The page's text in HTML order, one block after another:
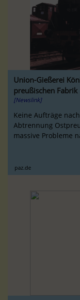
Union-Gießerei
preußischen
[Newslink]
Keine Aufträge
Abtrennung
massive Probleme
paz.de